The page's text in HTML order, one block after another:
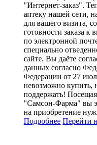
"Интернет-заказ".
аптеку нашей сети,
для вашего визита,
готовности заказа
по электронной
специально
сайте, Вы даёте
данных согласно
Федерации от 27
невозможно купить,
поддержать!
"Самсон-Фарма" вы
на приобретение
Подробнее Перейти